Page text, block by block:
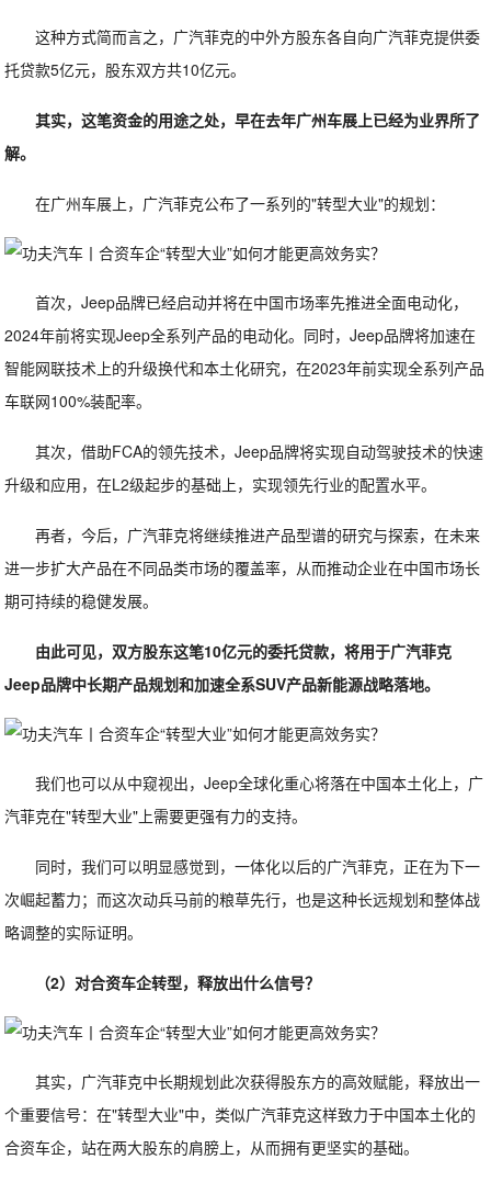
这种方式简而言之，广汽菲克的中外方股东各自向广汽菲克提供委
托贷款5亿元，股东双方共10亿元。
其实，这笔资金的用途之处，早在去年广州车展上已经为业界所了
解。
在广州车展上，广汽菲克公布了一系列的"转型大业"的规划：
首次，Jeep品牌已经启动并将在中国市场率先推进全面电动化，
2024年前将实现Jeep全系列产品的电动化。同时，Jeep品牌将加速在
智能网联技术上的升级换代和本土化研究，在2023年前实现全系列产品
车联网100%装配率。
其次，借助FCA的领先技术，Jeep品牌将实现自动驾驶技术的快速
升级和应用，在L2级起步的基础上，实现领先行业的配置水平。
再者，今后，广汽菲克将继续推进产品型谱的研究与探索，在未来
进一步扩大产品在不同品类市场的覆盖率，从而推动企业在中国市场长
期可持续的稳健发展。
由此可见，双方股东这笔10亿元的委托贷款，将用于广汽菲克
Jeep品牌中长期产品规划和加速全系SUV产品新能源战略落地。
我们也可以从中窥视出，Jeep全球化重心将落在中国本土化上，广
汽菲克在"转型大业"上需要更强有力的支持。
同时，我们可以明显感觉到，一体化以后的广汽菲克，正在为下一
次崛起蓄力；而这次动兵马前的粮草先行，也是这种长远规划和整体战
略调整的实际证明。
（2）对合资车企转型，释放出什么信号？
其实，广汽菲克中长期规划此次获得股东方的高效赋能，释放出一
个重要信号：在"转型大业"中，类似广汽菲克这样致力于中国本土化的
合资车企，站在两大股东的肩膀上，从而拥有更坚实的基础。